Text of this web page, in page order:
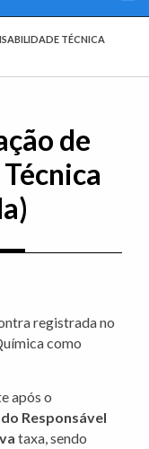
TÉCNICA
de
registrada no
como
após o
do Responsável
taxa, sendo